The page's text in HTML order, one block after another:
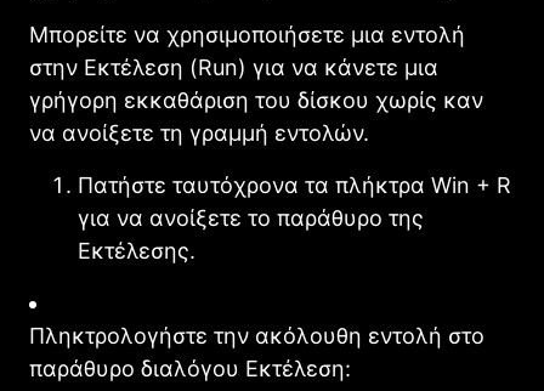
Μπορείτε να χρησιμοποιήσετε μια εντολή
στην Εκτέλεση (Run) για να κάνετε μια
γρήγορη εκκαθάριση του δίσκου χωρίς καν
να ανοίξετε τη γραμμή εντολών.
Πατήστε ταυτόχρονα τα πλήκτρα Win + R
για να ανοίξετε το παράθυρο της
Εκτέλεσης.
Πληκτρολογήστε την ακόλουθη εντολή στο
παράθυρο διαλόγου Εκτέλεση: